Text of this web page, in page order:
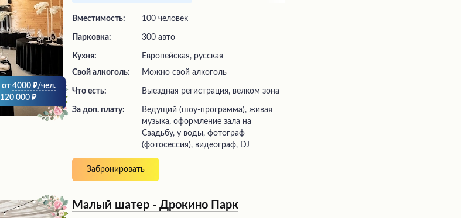
от 4000
/чел.
120 000
Вместимость: 100 человек
Парковка: 300 авто
Кухня:
Европейская, русская
Свой алкоголь:
Можно свой алкоголь
Что есть: выездная регистрация, велком зона
За доп. плату:
ведущий (шоу-программа), живая
музыка, оформление зала на
Свадьбу, у воды, фотограф
(фотосессия), видеограф, DJ
Забронировать
Малый шатер - Дрокино Парк